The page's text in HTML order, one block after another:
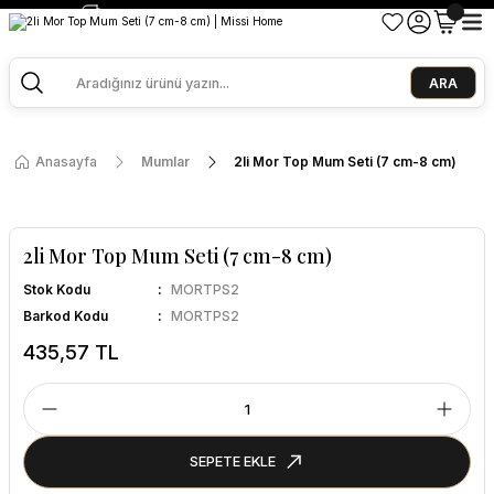
2500 TL ve Üzeri Alışverişlerde Kargo Bedava!
ARA
Anasayfa Mumlar 2li Mor Top Mum Seti (7 cm-8 cm)
2li Mor Top Mum Seti (7 cm-8 cm)
Stok Kodu
MORTPS2
Barkod Kodu
MORTPS2
435,57 TL
SEPETE EKLE